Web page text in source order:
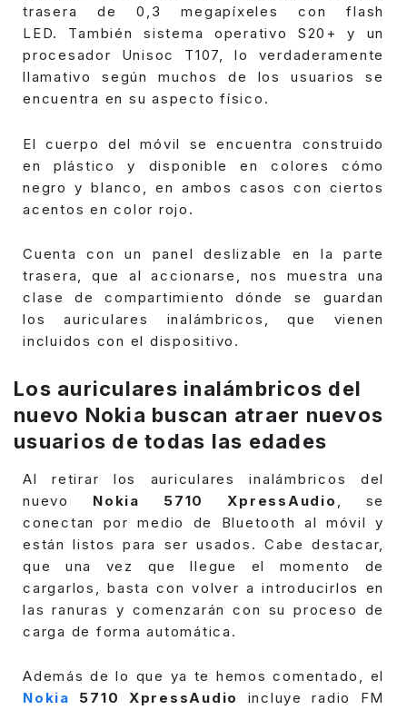
trasera de 0,3 megapíxeles con flash
LED.
También sistema operativo S20+ y un
procesador Unisoc T107, lo verdaderamente
llamativo según muchos de los usuarios se
encuentra en su aspecto físico.
El cuerpo del móvil se encuentra construido
en plástico y disponible en colores cómo
negro y blanco, en ambos casos con ciertos
acentos en color rojo.
Cuenta con un panel deslizable en la parte
trasera, que al accionarse, nos muestra una
clase de compartimiento dónde se guardan
los auriculares inalámbricos, que vienen
incluidos con el dispositivo.
Los auriculares inalámbricos del
nuevo Nokia buscan atraer nuevos
usuarios de todas las edades
Al retirar los auriculares inalámbricos del
nuevo Nokia 5710 XpressAudio , se
conectan por medio de Bluetooth al móvil y
están listos para ser usados. Cabe destacar,
que una vez que llegue el momento de
cargarlos, basta con volver a introducirlos en
las ranuras y comenzarán con su proceso de
carga de forma automática.
Además de lo que ya te hemos comentado, el
Nokia 5710 XpressAudio
incluye radio FM